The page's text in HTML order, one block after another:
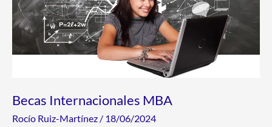
Becas Internacionales MBA
Rocío Ruiz-Martínez / 18/06/2024